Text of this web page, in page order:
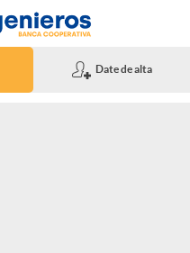
Date de alta